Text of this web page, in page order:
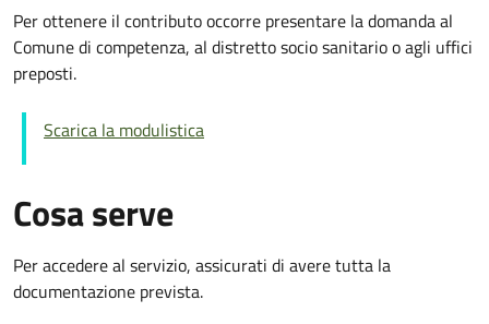
Per ottenere il contributo occorre presentare la domanda al
Comune di competenza, al distretto socio sanitario o agli uffici
preposti.
Scarica la modulistica
Cosa serve
Per accedere al servizio, assicurati di avere tutta la
documentazione prevista.